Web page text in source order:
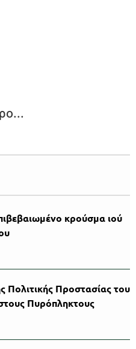
κρούσμα ιού
Πολιτικής Προστασίας του
Πυρόπληκτους